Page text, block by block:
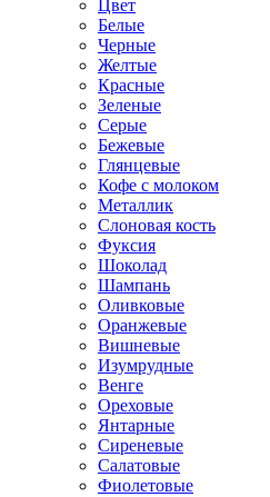
Цвет
Белые
Черные
Желтые
Красные
Зеленые
Серые
Бежевые
Глянцевые
Кофе с молоком
Металлик
Слоновая кость
Фуксия
Шоколад
Шампань
Оливковые
Оранжевые
Вишневые
Изумрудные
Венге
Ореховые
Янтарные
Сиреневые
Салатовые
Фиолетовые